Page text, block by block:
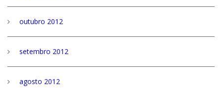
outubro 2012
setembro 2012
agosto 2012